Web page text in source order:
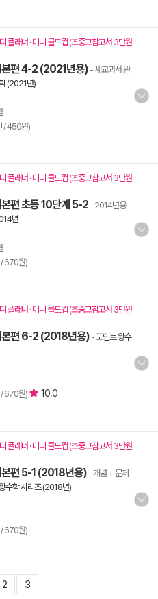
플래너 · 미니 콜드컵 (초중고참고서 3만원
본편 4-2 (2021년용)- 새교과서 완
(2021년)
/ 450원)
플래너 · 미니 콜드컵 (초중고참고서 3만원
편 초등 10단계 5-2- 2014년용-
년
/ 670원)
플래너 · 미니 콜드컵 (초중고참고서 3만원
본편 6-2 (2018년용)-포인트 왕수
/ 670원)
10.0
플래너 · 미니 콜드컵 (초중고참고서 3만원
본편 5-1 (2018년용) - 개념 + 문제
수학 시리즈 (2018년)
/ 670원)
2 3